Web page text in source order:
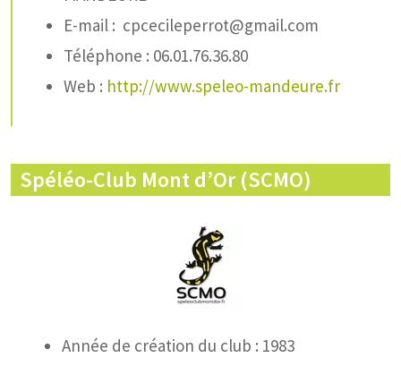
E-mail : cpcecileperrot@gmail.com
Téléphone : 06.01.76.36.80
Web : http://www.speleo-mandeure.fr
Spéléo-Club Mont d’Or (SCMO)
Année de création du club : 1983